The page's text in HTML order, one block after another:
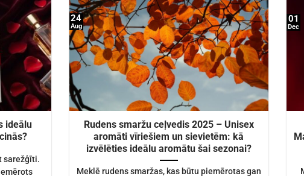
ideālu
sarežģīti.
Rudens smaržu ceļvedis 2025 – Unisex
aromāti vīriešiem un sievietēm: kā
izvēlēties ideālu aromātu šai sezonai?
Meklē rudens smaržas, kas būtu piemērotas gan
24
Aug
01
Dec